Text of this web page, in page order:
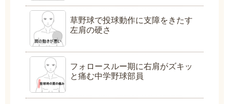
草野球で投球動作に支障をきたす
左肩の硬さ
フォロースルー期に右肩がズキッ
と痛む中学野球部員